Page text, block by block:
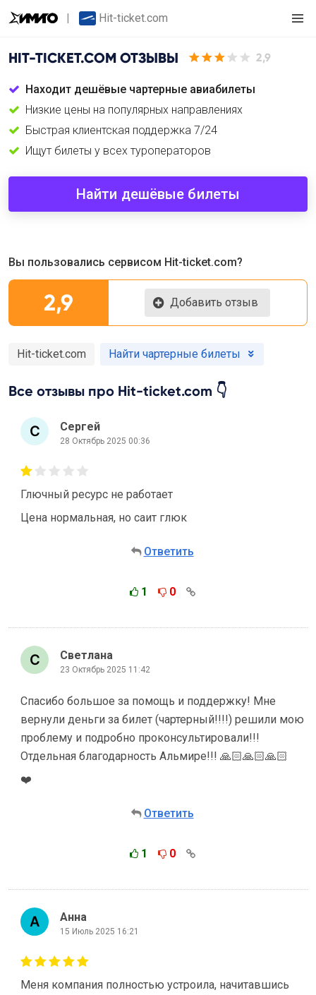
Hit-ticket.com
HIT-TICKET.COM ОТЗЫВЫ 2,9
Находит дешёвые чартерные авиабилеты
Низкие цены на популярных направлениях
Быстрая клиентская поддержка 7/24
Ищут билеты у всех туроператоров
Найти дешёвые билеты
Вы пользовались сервисом Hit-ticket.com?
2,9 Добавить отзыв
Hit-ticket.com Найти чартерные билеты
Все отзывы про Hit-ticket.com 👇
Сергей
28 Октябрь 2025 00:36
Глючный ресурс не работает
Цена нормальная, но саит глюк
Ответить
1 0
Светлана
23 Октябрь 2025 11:42
Спасибо большое за помощь и поддержку! Мне
вернули деньги за билет (чартерный!!!!) решили мою
проблему и подробно проконсультировали!!!
Отдельная благодарность Альмире!!! 🙏🏻🙏🏻🙏🏻
❤️
Ответить
1 0
Анна
15 Июль 2025 16:21
Меня компания полностью устроила, начитавшись